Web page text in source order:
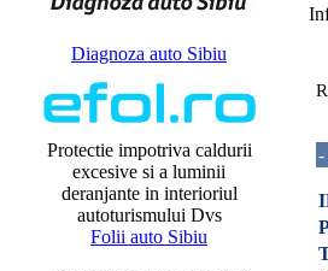
Diagnoza auto Sibiu
Protectie impotriva caldurii
excesive si a luminii
deranjante in interioriul
autoturismului Dvs
Folii auto Sibiu
-